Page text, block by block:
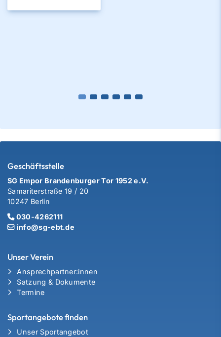
Geschäftsstelle
SG Empor Brandenburger Tor 1952 e.V.
Samariterstraße 19 / 20
10247 Berlin
030-4262111
info@sg-ebt.de
Unser Verein
Ansprechpartner:innen
Satzung & Dokumente
Termine
Sportangebote finden
Unser Sportangebot